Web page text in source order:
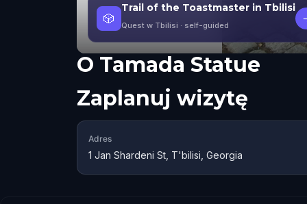
🎲
Trail of the Toastmaster in Tbilisi
Quest w Tbilisi · self-guided
O Tamada Statue
Zaplanuj wizytę
Adres
1 Jan Shardeni St, T'bilisi, Georgia